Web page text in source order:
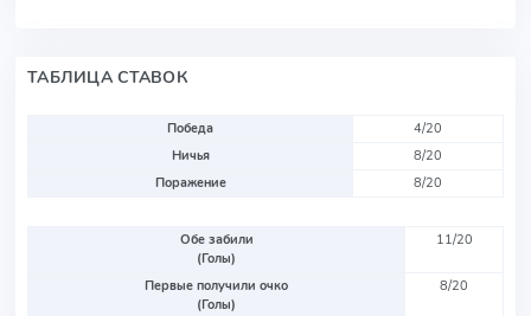
ТАБЛИЦА СТАВОК
Победа
4/20
Ничья
8/20
Поражение
8/20
Обе забили
(Голы)
11/20
Первые получили очко
(Голы)
8/20